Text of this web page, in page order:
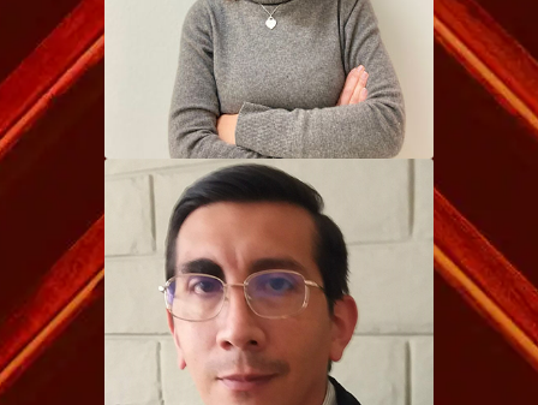
Ciencia y Tecnología de Cereales,
con especial interés en la
funcionalidad de cereales,
pseudocereales y legumbres.
Daniela Martini
Ph. D.
Profesora asociada con la Unidad
de Nutrición Humana y el
Departamento de Ciencias
Alimentarias, Ambientales y